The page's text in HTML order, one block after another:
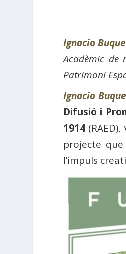
Ignacio
Acadèmic de
Patrimoni
Ignacio
Difusió i
1914
projecte
l’impuls